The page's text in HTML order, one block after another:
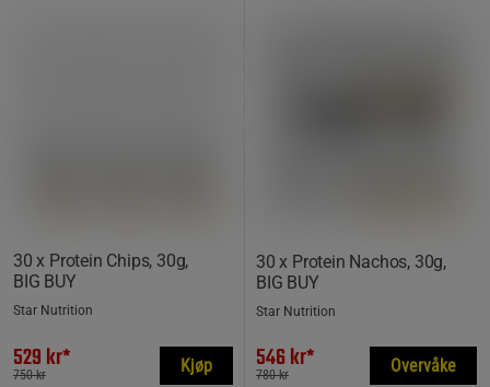
30 x Protein Chips, 30g,
BIG BUY
Star Nutrition
529 kr*
750 kr Kjøp
30 x Protein Nachos, 30g,
BIG BUY
Star Nutrition
546 kr*
780 kr Overvåke